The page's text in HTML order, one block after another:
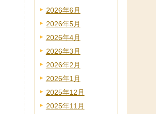
2026年6月
2026年5月
2026年4月
2026年3月
2026年2月
2026年1月
2025年12月
2025年11月